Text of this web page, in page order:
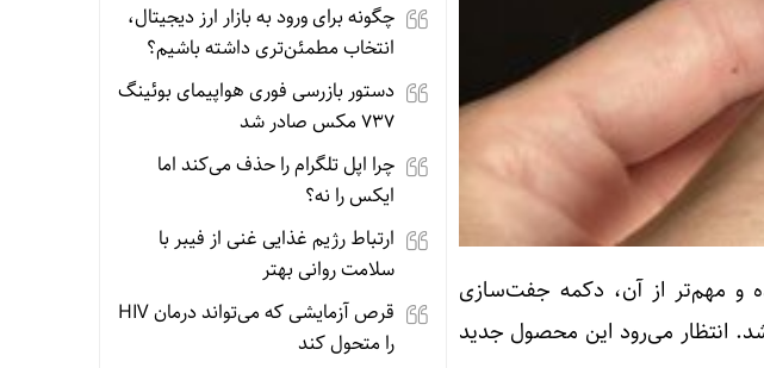
کوچک‌تر بوده و مهم‌تر از آن، دکمه جفت‌سازی
انتظار می‌رود این محصول جدید
چگونه برای ورود به بازار ارز دیجیتال،
انتخاب مطمئن‌تری داشته باشیم؟
دستور بازرسی فوری هواپیمای بوئینگ
۷۳۷ مکس صادر شد
چرا اپل تلگرام را حذف می‌کند اما
ایکس را نه؟
ارتباط رژیم غذایی غنی از فیبر با
سلامت روانی بهتر
قرص آزمایشی که می‌تواند درمان HIV
را متحول کند